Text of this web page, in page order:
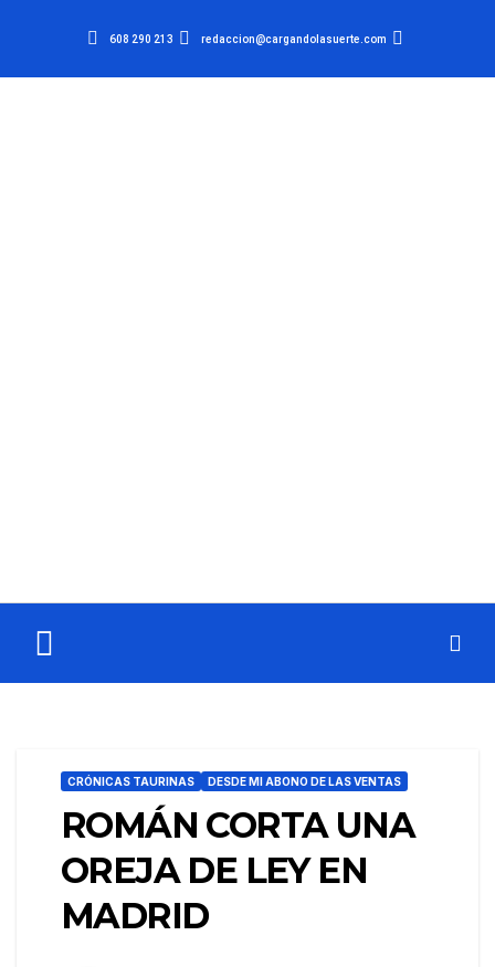
608 290 213 redaccion@cargandolasuerte.com
CRÓNICAS TAURINAS DESDE MI ABONO DE LAS VENTAS
ROMÁN CORTA UNA
OREJA DE LEY EN
MADRID